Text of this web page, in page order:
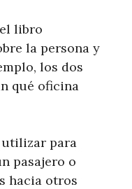
libro
la persona y
los dos
qué oficina
utilizar para
pasajero o
hacia otros